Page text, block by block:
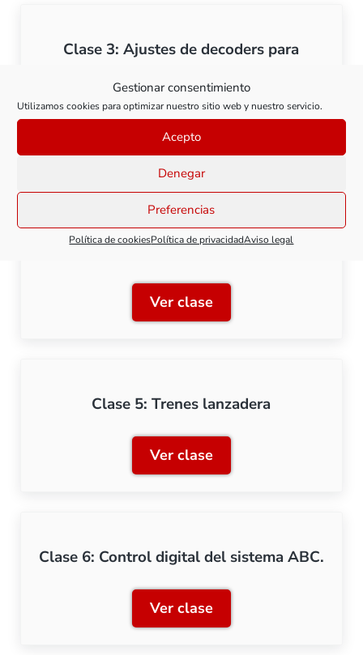
Gestionar consentimiento
Utilizamos cookies para optimizar nuestro sitio web y nuestro servicio.
Acepto
Denegar
Preferencias
Política de cookiesPolítica de privacidadAviso legal
Clase 3: Ajustes de decoders para
Ver claseClase 3: Ajustes de
Clase 4: Parada automática frente a
señal
Ver claseClase 4: Parada
Clase 5: Trenes lanzadera
Ver claseClase 5: Trenes lanzadera
Clase 6: Control digital del sistema ABC.
Ver claseClase 6: Control digital